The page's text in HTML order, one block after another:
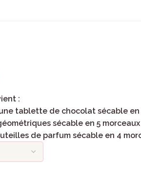
:
tablette de chocolat sécable en
sécable en 5 morceaux
de parfum sécable en 4